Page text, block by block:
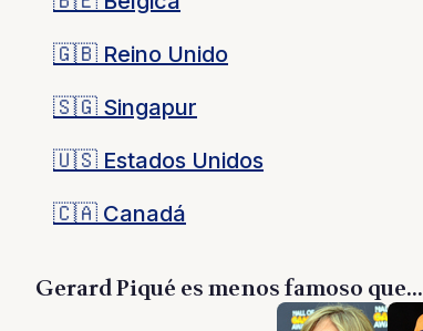
🇬🇧 Reino Unido
🇸🇬 Singapur
🇺🇸 Estados Unidos
🇨🇦 Canadá
Gerard Piqué es menos famoso que...